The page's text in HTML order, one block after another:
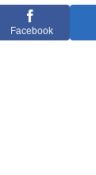
Facebook